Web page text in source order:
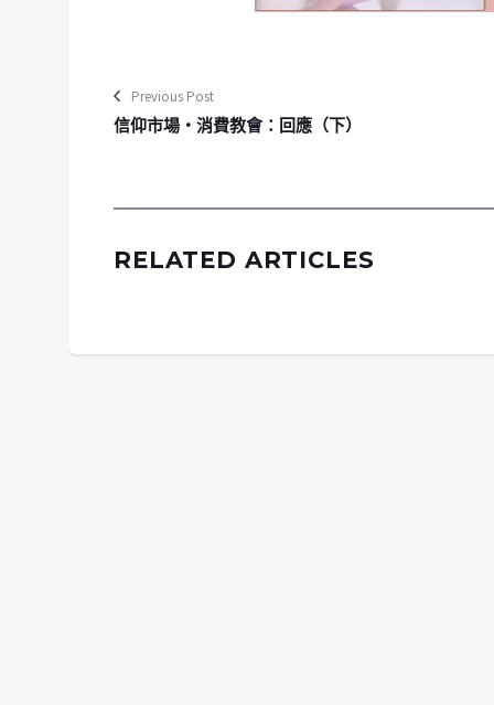
Previous Post
信仰市場‧消費教會：回應（下）
RELATED ARTICLES